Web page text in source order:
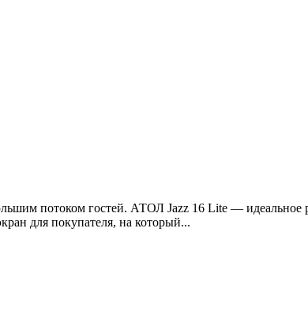
потоком гостей. АТОЛ Jazz 16 Lite —
для покупателя, на который...